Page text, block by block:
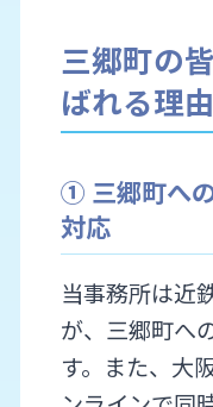
三郷町の
ばれる理由
① 三郷町へ
対応
当事務所は近
が、三郷町へ
す。また、大